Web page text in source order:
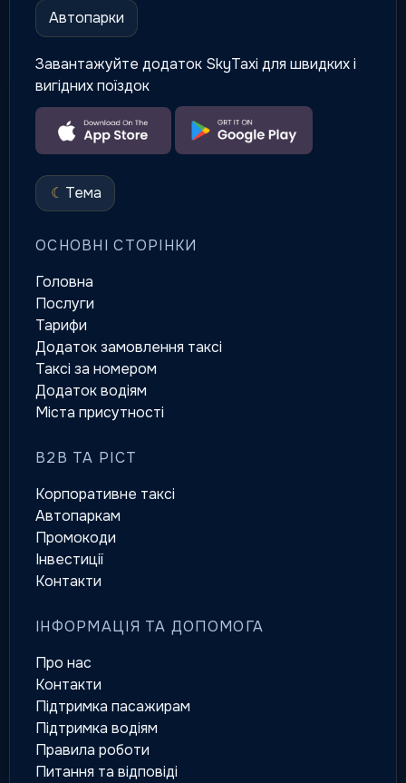
Автопарки
Завантажуйте додаток SkyTaxi для швидких і
вигідних поїздок
☾ Тема
ОСНОВНІ СТОРІНКИ
Головна
Послуги
Тарифи
Додаток замовлення таксі
Таксі за номером
Додаток водіям
Міста присутності
B2B ТА РІСТ
Корпоративне таксі
Автопаркам
Промокоди
Інвестиції
Контакти
ІНФОРМАЦІЯ ТА ДОПОМОГА
Про нас
Контакти
Підтримка пасажирам
Підтримка водіям
Правила роботи
Питання та відповіді